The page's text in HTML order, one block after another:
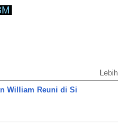
Lebih
William Reuni di Si